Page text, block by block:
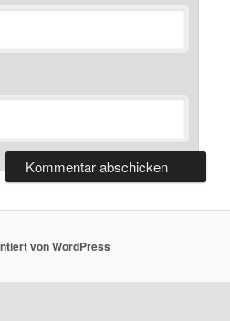
von WordPress